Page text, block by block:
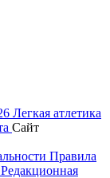
Легкая атлетика
Сайт
Правила
Редакционная